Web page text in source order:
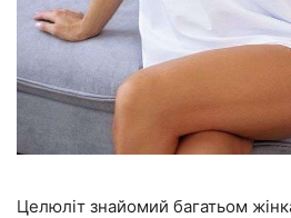
Целюліт знайомий багатьом